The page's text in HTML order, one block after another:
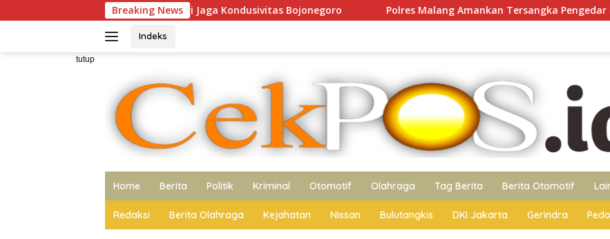
ke
Breaking News
Media Sinergi Jaga Kondusivitas Bojonegoro Polres Malang Amankan Tersangka Pengedar Narkoba di Kepanjen,
Indeks
tutup
Home Berita Politik Kriminal Otomotif Olahraga Tag Berita Berita Otomotif
Redaksi Berita Olahraga Kejahatan Nissan Bulutangkis DKI Jakarta Gerindra